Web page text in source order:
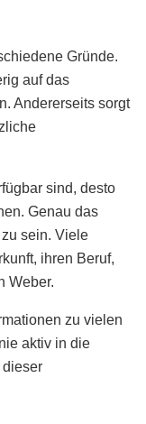
Gründe.
auf das
Andererseits sorgt
sind, desto
Genau das
sein. Viele
ihren Beruf,
Weber.
zu vielen
aktiv in die
dieser